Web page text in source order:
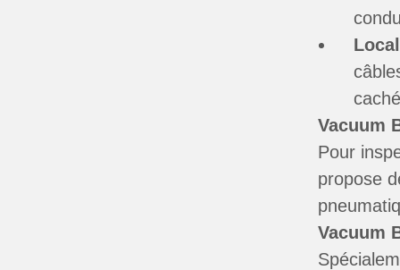
Vacuum
Pour
propose
Vacuum